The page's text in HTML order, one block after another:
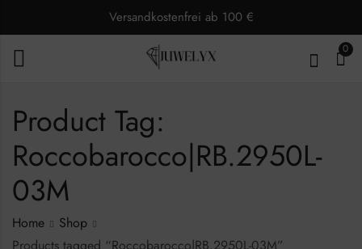
Versandkostenfrei ab 100 €
0
Product Tag:
Roccobarocco|RB.2950L-
03M
Home
Shop